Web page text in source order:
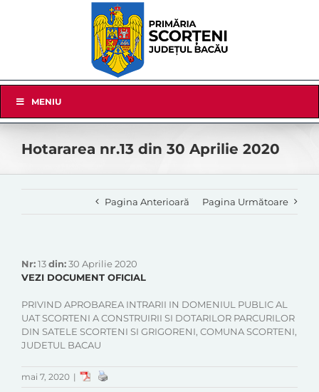
Navigation
MENIU
Hotararea nr.13 din 30 Aprilie 2020
Pagina Anterioară Pagina Următoare
Nr:13din:30 Aprilie 2020
VEZI DOCUMENT OFICIAL
PRIVIND APROBAREA INTRARII IN DOMENIUL PUBLIC AL
UAT SCORTENI A CONSTRUIRII SI DOTARILOR PARCURILOR
DIN SATELE SCORTENI SI GRIGORENI, COMUNA SCORTENI,
JUDETUL BACAU
mai 7, 2020 |